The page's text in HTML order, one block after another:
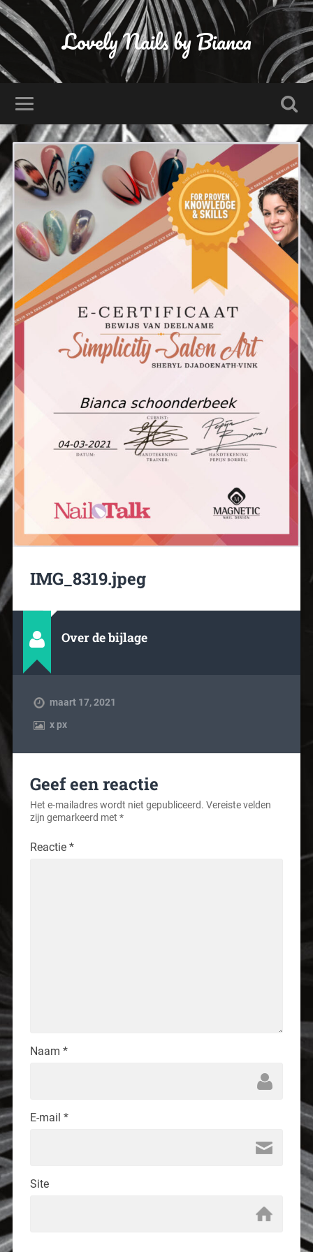
Lovely Nails by Bianca
IMG_8319.jpeg
Over de bijlage
maart 17, 2021
xpx
Geef een reactie
Het e-mailadres wordt niet gepubliceerd. Vereiste velden
zijn gemarkeerd met *
Reactie *
Naam *
E-mail *
Site